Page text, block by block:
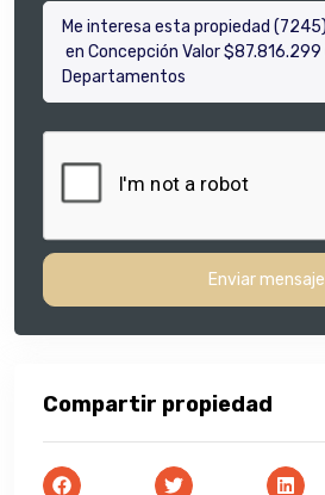
Enviar mensaje
Compartir propiedad